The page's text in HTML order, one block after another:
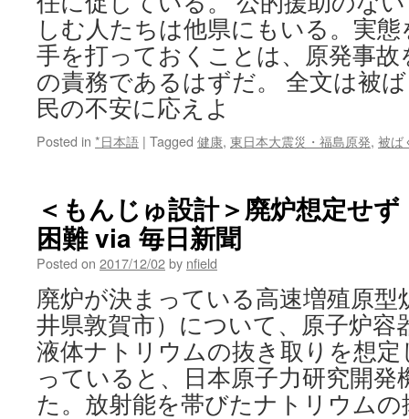
しむ人たちは他県にもいる。実
手を打っておくことは、原発事
の責務であるはずだ。 全文は被
民の不安に応えよ
Posted in *日本語 | Tagged 健康, 東日本大震災・福島原発, 被ば
＜もんじゅ設計＞廃炉想定せ
困難 via 毎日新聞
Posted on 2017/12/02by nfield
廃炉が決まっている高速増殖原
井県敦賀市）について、原子炉容
液体ナトリウムの抜き取りを想
っていると、日本原子力研究開
た。放射能を帯びたナトリウム